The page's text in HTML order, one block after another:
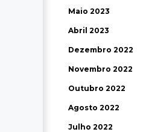
Maio 2023
Abril 2023
Dezembro 2022
Novembro 2022
Outubro 2022
Agosto 2022
Julho 2022